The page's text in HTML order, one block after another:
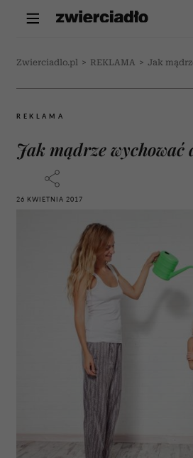
Zwierciadlo.pl > REKLAMA > Jak
REKLAMA
Jak mądrze wychować
26 KWIETNIA 2017